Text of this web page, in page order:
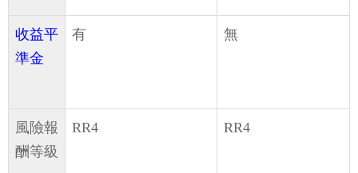
收益平
準金
有 無
風險報
酬等級
RR4 RR4